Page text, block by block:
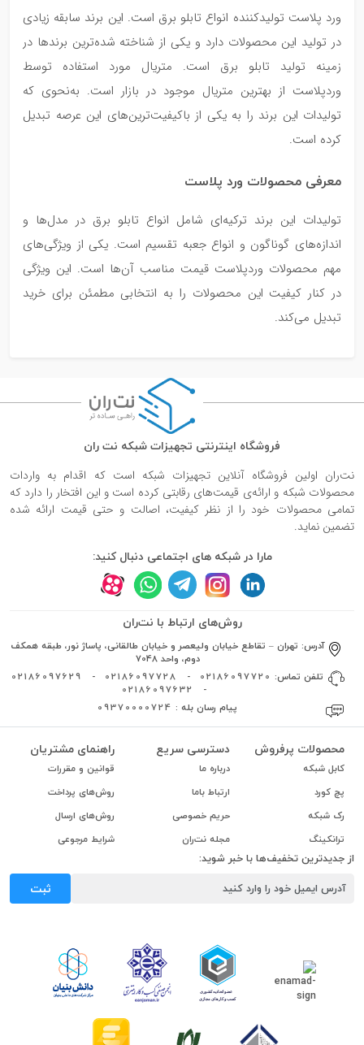
ورد پلاست تولیدکننده انواع تابلو برق است. این برند سابقه زیادی
در تولید این محصولات دارد و یکی از شناخته شده‌ترین برندها در
زمینه تولید تابلو برق است. متریال مورد استفاده توسط
وردپلاست از بهترین متریال موجود در بازار است. به‌نحوی که
تولیدات این برند را به یکی از باکیفیت‌ترین‌های این عرصه تبدیل
کرده است.
معرفی محصولات ورد پلاست
تولیدات این برند ترکیه‌ای شامل انواع تابلو برق در مدل‌ها و
اندازه‌های گوناگون و انواع جعبه تقسیم است. یکی از ویژگی‌های
مهم محصولات وردپلاست قیمت مناسب آن‌ها است. این ویژگی
در کنار کیفیت این محصولات را به انتخابی مطمئن برای خرید
تبدیل می‌کند.
فروشگاه اینترنتی تجهیزات شبکه نت ران
نت‌ران اولین فروشگاه آنلاین تجهیزات شبکه است که اقدام به واردات
محصولات شبکه و ارائه‌ی قیمت‌های رقابتی کرده است و این افتخار را دارد که
تمامی محصولات خود را از نظر کیفیت، اصالت و حتی قیمت ارائه شده
تضمین نماید.
مارا در شبکه های اجتماعی دنبال کنید:
روش‌های ارتباط با نت‌ران
آدرس: تهران – تقاطع خیابان ولیعصر و خیابان طالقانی، پاساژ نور، طبقه همکف
دوم، واحد 7048
تلفن تماس: 02186097720
-
02186097728
-
02186097629
-
02186097632
پیام رسان بله : 09370000724
محصولات پرفروش
کابل شبکه
پچ کورد
رک شبکه
ترانکینگ
دسترسی سریع
درباره ما
ارتباط باما
حریم خصوصی
مجله نت‌ران
راهنمای مشتریان
قوانین و مقررات
روش‌های پرداخت
روش‌های ارسال
شرایط مرجوعی
از جدیدترین تخفیف‌ها با خبر شوید:
ثبت